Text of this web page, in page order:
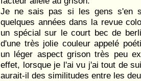
Je ne sais pas si les gens s'en
quelques années dans la revue
un spécial sur le court bec de
d'une très jolie couleur appelé
un léger aspect grison très peu
effet, lorsque je l'ai vu j'ai tout de
aurait-il des similitudes entre les